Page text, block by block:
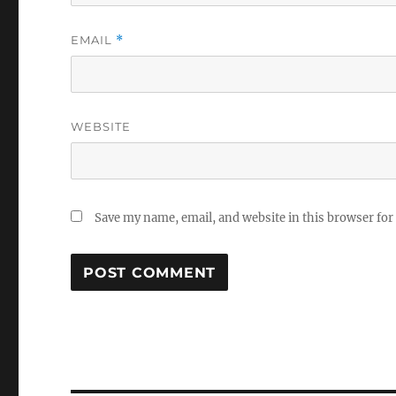
EMAIL *
WEBSITE
Save my name, email, and website in this browser